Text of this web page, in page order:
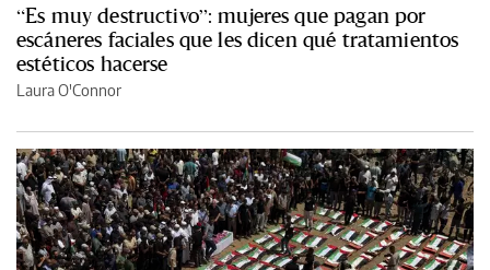
“Es muy destructivo”: mujeres que pagan por
escáneres faciales que les dicen qué tratamientos
estéticos hacerse
Laura O'Connor